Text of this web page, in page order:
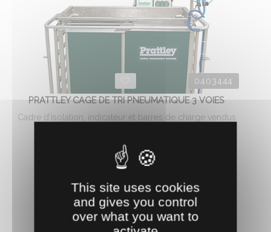
0403444
PRATTLEY CAGE DE TRI PNEUMATIQUE 3 VOIES
Cadre d'isolation, indicateur et barres de charge vendus
9031.13 €HT
AJOUTER AU PANIER
This site uses cookies
and gives you control
over what you want to